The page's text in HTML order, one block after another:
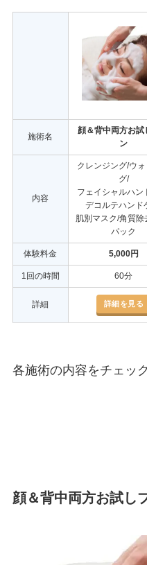
施術名
顔＆背中両方お試
ン
内容
クレンジング/ウ
グ/
フェイシャルハン
デコルテハンド
肌別マスク/角質除
パック
体験料金 5,000円
1回の時間 60分
詳細 詳細を見る
各施術の内容をチェッ
顔＆背中両方お試し